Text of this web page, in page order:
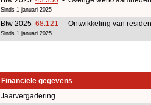
Sinds 1 januari 2025
Btw 2025 68.121 - Ontwikkeling van
Sinds 1 januari 2025
Financiële gegevens
Jaarvergadering